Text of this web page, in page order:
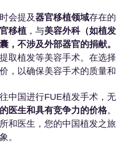
会提及器官移植领域存在
移植 ，与美容外科（如植
，不涉及外部器官的捐献
取植发等美容手术。在选
，以确保美容手术的质量和
中国进行FUE植发手术，
医生和具有竞争力的价格
和医生，您的中国植发之
。